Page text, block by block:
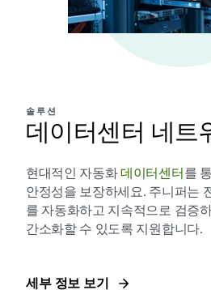
솔루션
데이터센터 네트
현대적인 자동화데이터센터 를
안정성을 보장하세요. 주니퍼는
를 자동화하고 지속적으로 검증
간소화할 수 있도록 지원합니다.
세부 정보 보기